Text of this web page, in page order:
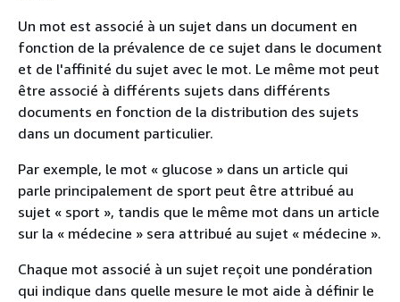
Un mot est associé à un sujet dans un document en
fonction de la prévalence de ce sujet dans le document
et de l'affinité du sujet avec le mot. Le même mot peut
être associé à différents sujets dans différents
documents en fonction de la distribution des sujets
dans un document particulier.
Par exemple, le mot « glucose » dans un article qui
parle principalement de sport peut être attribué au
sujet « sport », tandis que le même mot dans un article
sur la « médecine » sera attribué au sujet « médecine ».
Chaque mot associé à un sujet reçoit une pondération
qui indique dans quelle mesure le mot aide à définir le